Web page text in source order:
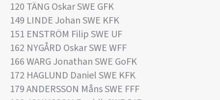
120 TÄNG Oskar SWE GFK
149 LINDE Johan SWE KFK
151 ENSTRÖM Filip SWE UF
162 NYGÅRD Oskar SWE WFF
166 WARG Jonathan SWE GoFK
172 HAGLUND Daniel SWE KFK
179 ANDERSSON Måns SWE FFF